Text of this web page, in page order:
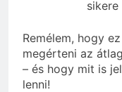
Remélem, hogy
megérteni az
– és hogy mit is
lenni!